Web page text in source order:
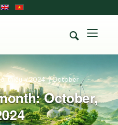
October,
thiệu /2024 /October